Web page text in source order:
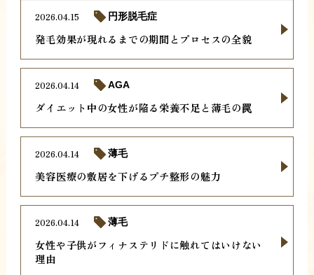
発毛効果が現れるまでの期間とプロセスの全貌
2026.04.15 円形脱毛症
ダイエット中の女性が陥る栄養不足と薄毛の罠
2026.04.14 AGA
美容医療の敷居を下げるプチ整形の魅力
2026.04.14 薄毛
女性や子供がフィナステリドに触れてはいけない
理由
2026.04.14 薄毛